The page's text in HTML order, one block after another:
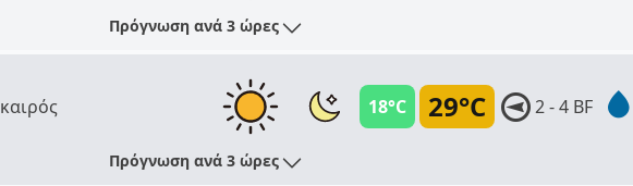
Πρόγνωση ανά 3 ώρες
29°C
18°C 2 - 4 BF
Πρόγνωση ανά 3 ώρες